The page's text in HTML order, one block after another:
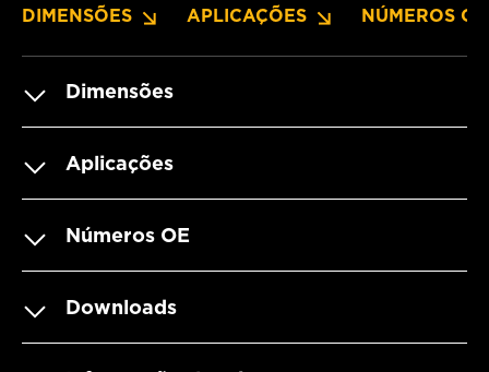
DIMENSÕES APLICAÇÕES NÚMEROS OE
Dimensões
Aplicações
Números OE
Downloads